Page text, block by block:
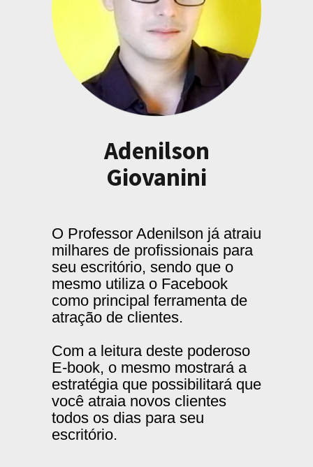
Adenilson
Giovanini
O Professor Adenilson já atraiu
milhares de profissionais para
seu escritório, sendo que o
mesmo utiliza o Facebook
como principal ferramenta de
atração de clientes.
Com a leitura deste poderoso
E-book, o mesmo mostrará a
estratégia que possibilitará que
você atraia novos clientes
todos os dias para seu
escritório.